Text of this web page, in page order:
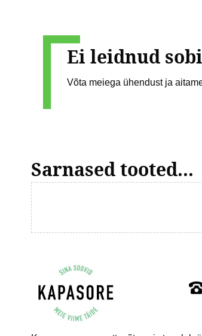
Ei leidnud
Võta meiega ühendust ja
Sarnased tooted...